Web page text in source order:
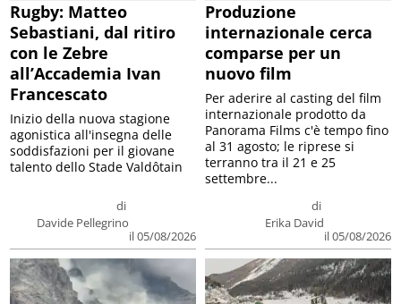
Rugby: Matteo
Sebastiani, dal ritiro
con le Zebre
all’Accademia Ivan
Francescato
di
Davide Pellegrino
il 05/08/2026
Inizio della nuova stagione
agonistica all'insegna delle
soddisfazioni per il giovane
talento dello Stade Valdôtain
Produzione
internazionale cerca
comparse per un
nuovo film
di
Erika David
il 05/08/2026
Per aderire al casting del film
internazionale prodotto da
Panorama Films c'è tempo fino
al 31 agosto; le riprese si
terranno tra il 21 e 25
settembre...